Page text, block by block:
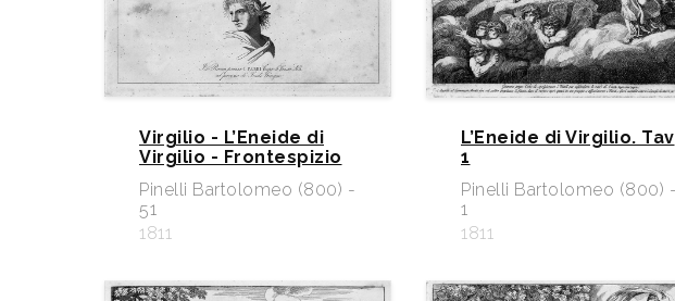
Virgilio - L’Eneide di
Virgilio - Frontespizio
Pinelli Bartolomeo (800) -
51
1811
L’Eneide di Virgilio. Tav
1
Pinelli Bartolomeo (800) -
1
1811